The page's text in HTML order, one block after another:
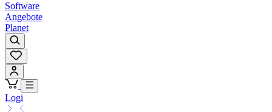
Software
Angebote
Planet
Logi